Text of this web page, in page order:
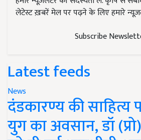
लेटेस्ट ख़बरें मेल पर पढ़ने के लिए हमारे
Subscribe
Latest feeds
News
दंडकारण्य की साहित्य
युग का अवसान, डॉ